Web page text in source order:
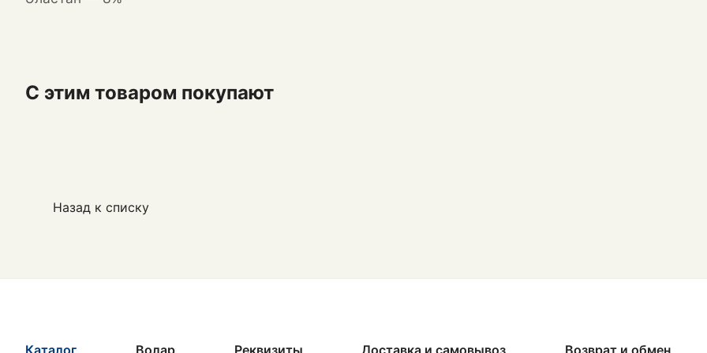
С этим товаром покупают
Назад к списку
Каталог Волар Реквизиты Доставка и самовывоз Возврат и обмен